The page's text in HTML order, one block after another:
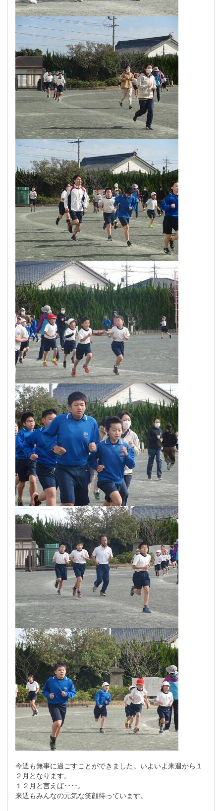
今週も無事に過ごすことができました。いよいよ来週から１
２月となります。
１２月と言えば････。
来週もみんなの元気な笑顔待っています。